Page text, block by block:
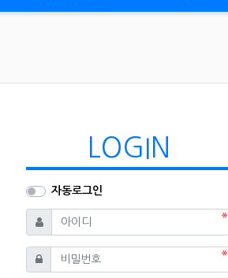
LOGIN
자동로그인
아이디 필수
비밀번호필수